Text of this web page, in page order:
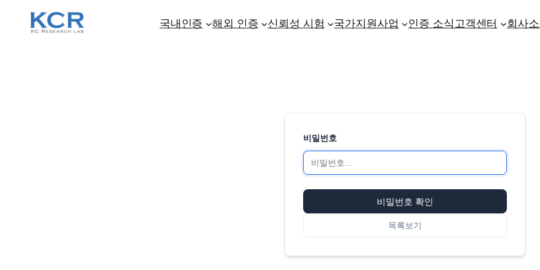
국내인증 해외 인증 신뢰성 시험 국가지원사업 인증 소식고객센터 회사
비밀번호
목록보기
비밀번호 확인